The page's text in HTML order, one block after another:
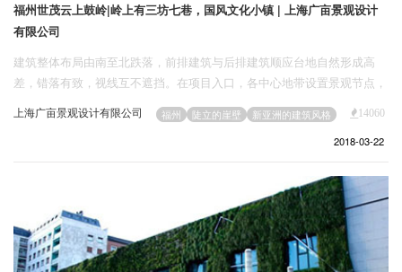
福州世茂云上鼓岭|岭上有三坊七巷，国风文化小镇 | 上海广亩景观设计
有限公司
建筑整体布局由南至北跌落，前排建筑与后排建筑顺应台地自然形成高
差，错落有致，视线互不遮挡。在项目入口，各中心地带设置景观节点，
置于项目主入口，形成开放空间，有效吸引人流，形成该地块独特一景。
上海广亩景观设计有限公司 福州 陡立的崖壁 新亚洲的建筑风格 14060
2018-03-22